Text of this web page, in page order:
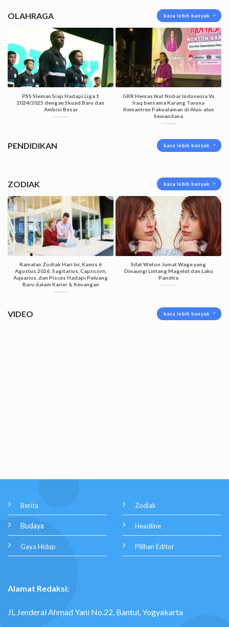
OLAHRAGA baca lebih banyak
PSS Sleman Siap Hadapi Liga 1
2024/2025 dengan Skuad Baru dan
Ambisi Besar
GKR Hemas Ikut Nobar Indonesia Vs
Iraq bersama Karang Taruna
Kemantren Pakualaman di Alun-alun
Sewandana
PENDIDIKAN baca lebih banyak
ZODIAK baca lebih banyak
Ramalan Zodiak Hari Ini, Kamis 6
Agustus 2026: Sagitarius, Capricorn,
Aquarius, dan Pisces Hadapi Peluang
Baru dalam Karier & Keuangan
Sifat Weton Jumat Wage yang
Dinaungi Lintang Magelut dan Laku
Pandita
VIDEO baca lebih banyak
Berita
Budaya
Gaya Hidup
Zodiak
Headline
Pilihan Editor
Alamat Redaksi:
JL Jenderal Ahmad Yani No.22, Bantul, Yogyakarta